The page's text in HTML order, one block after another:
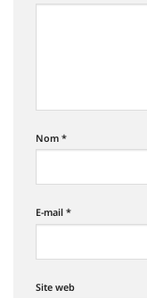
Nom *
E-mail *
Site web